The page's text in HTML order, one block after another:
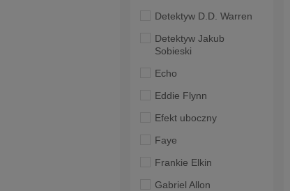
Detektyw D.D. Warren
Detektyw Jakub
Sobieski
Echo
Eddie Flynn
Efekt uboczny
Faye
Frankie Elkin
Gabriel Allon